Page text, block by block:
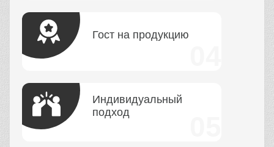
Гост на продукцию
Индивидуальный
подход